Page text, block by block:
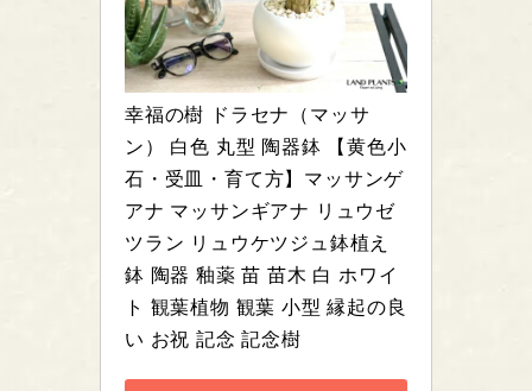
幸福の樹 ドラセナ（マッサ
ン） 白色 丸型 陶器鉢 【黄色小
石・受皿・育て方】マッサンゲ
アナ マッサンギアナ リュウゼ
ツラン リュウケツジュ鉢植え
鉢 陶器 釉薬 苗 苗木 白 ホワイ
ト 観葉植物 観葉 小型 縁起の良
い お祝 記念 記念樹